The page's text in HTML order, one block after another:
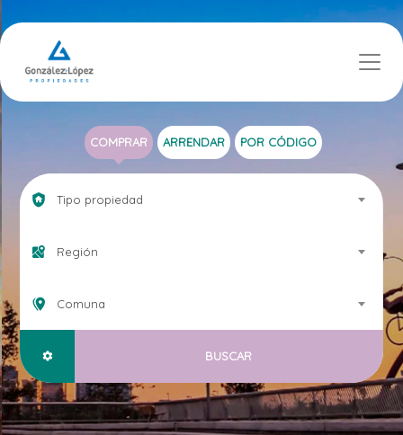
COMPRAR ARRENDAR POR CÓDIGO
Tipo propiedad
Región
Comuna
BUSCAR